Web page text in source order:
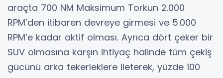
araçta 700 NM Maksimum Torkun 2.000
RPM’den itibaren devreye girmesi ve 5.000
RPM’e kadar aktif olması. Ayrıca dört çeker bir
SUV olmasına karşın ihtiyaç halinde tüm çekiş
gücünü arka tekerleklere ileterek, yüzde 100